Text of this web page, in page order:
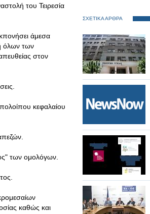
του Τειρεσία
άμεσα
όλων των
στον
κεφαλαίου
των ομολόγων.
καθώς και
ΣΧΕΤΙΚΑ ΑΡΘΡΑ